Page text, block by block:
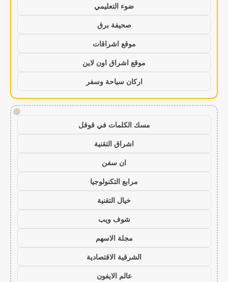
ضوء التعليمي
صحيفة برق
موقع اشراقات
موقع اشراق اون لاين
اركان سياحة وسفر
!
مسك الكلمات في قوقل
اشراق التقنية
ان سفن
مرابع التكنولوجيا
خيال التقنية
شوف ويب
مجلة الاسهم
الشرقية الاقتصادية
عالم الايفون